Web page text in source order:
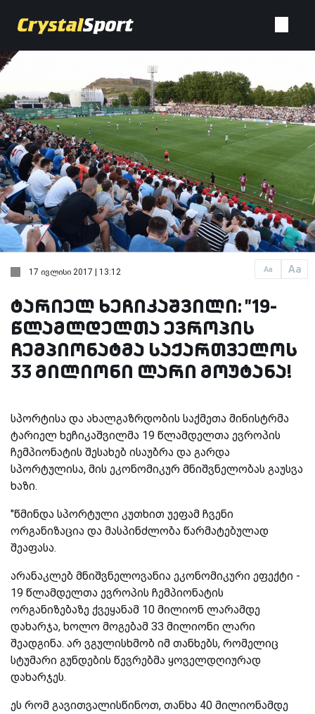
Aa Aa
17 ივლისი 2017 | 13:12
ტარიელ ხეჩიკაშვილი: "19-
წლამლდელთა ევროპის
ჩემპიონატმა საქართველოს
33 მილიონი ლარი მოუტანა!
სპორტისა და ახალგაზრდობის საქმეთა მინისტრმა
ტარიელ ხეჩიკაშვილმა 19 წლამდელთა ევროპის
ჩემპიონატის შესახებ ისაუბრა და გარდა
სპორტულისა, მის ეკონომიკურ მნიშვნელობას გაუსვა
ხაზი.
"წმინდა სპორტული კუთხით უეფამ ჩვენი
ორგანიზაცია და მასპინძლობა წარმატებულად
შეაფასა.
არანაკლებ მნიშვნელოვანია ეკონომიკური ეფექტი -
19 წლამდელთა ევროპის ჩემპიონატის
ორგანიზებაზე ქვეყანამ 10 მილიონ ლარამდე
დახარჯა, ხოლო მოგებამ 33 მილიონი ლარი
შეადგინა. არ ვგულისხმობ იმ თანხებს, რომელიც
სტუმარი გუნდების წევრებმა ყოველდღიურად
დახარჯეს.
ეს რომ გავითვალისწინოთ, თანხა 40 მილიონამდე